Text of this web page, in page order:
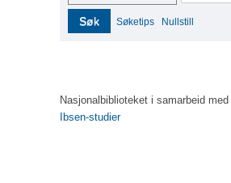
Søk Søketips Nullstill
Nasjonalbiblioteket i samarbeid med
Ibsen-studier